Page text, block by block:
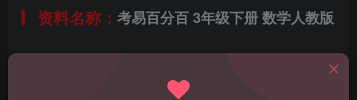
资料名称： 考易百分百 3年级下册 数学人教版